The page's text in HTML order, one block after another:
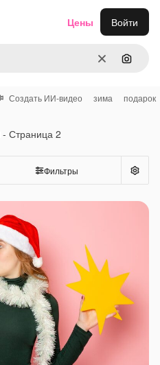
ОчиститьПоиск
Цены Войти
Создать ИИ-видео зима подарок
- Страница 2
Фильтры